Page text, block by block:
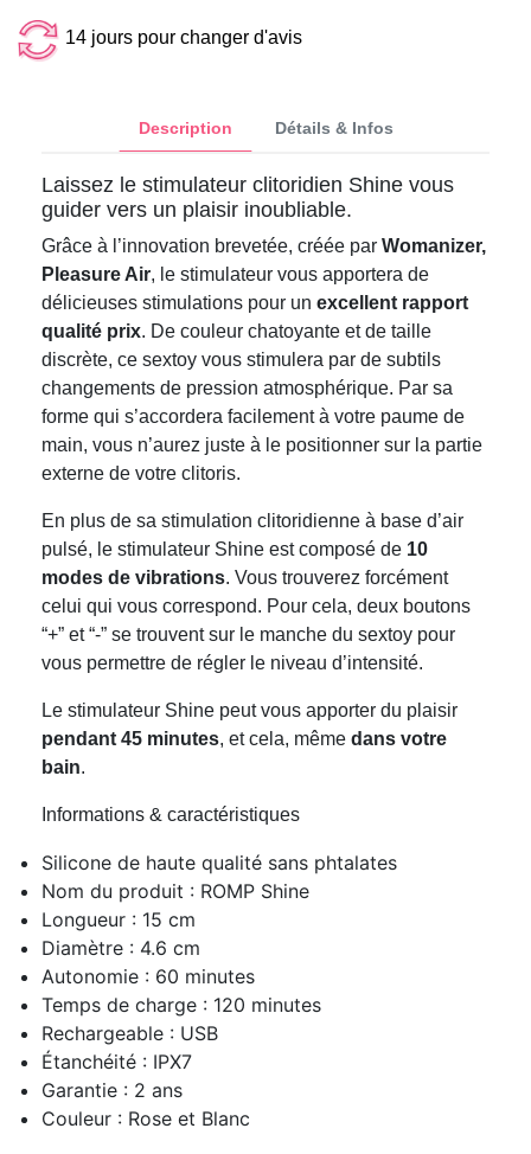
14 jours pour changer d'avis
Description Détails & Infos
Laissez le stimulateur clitoridien Shine vous
guider vers un plaisir inoubliable.
Grâce à l’innovation brevetée, créée par Womanizer,
Pleasure Air, le stimulateur vous apportera de
délicieuses stimulations pour un excellent rapport
qualité prix. De couleur chatoyante et de taille
discrète, ce sextoy vous stimulera par de subtils
changements de pression atmosphérique. Par sa
forme qui s’accordera facilement à votre paume de
main, vous n’aurez juste à le positionner sur la partie
externe de votre clitoris.
En plus de sa stimulation clitoridienne à base d’air
pulsé, le stimulateur Shine est composé de 10
modes de vibrations. Vous trouverez forcément
celui qui vous correspond. Pour cela, deux boutons
“+” et “-” se trouvent sur le manche du sextoy pour
vous permettre de régler le niveau d’intensité.
Le stimulateur Shine peut vous apporter du plaisir
pendant 45 minutes, et cela, même dans votre
bain.
Informations & caractéristiques
Silicone de haute qualité sans phtalates
Nom du produit : ROMP Shine
Longueur : 15 cm
Diamètre : 4.6 cm
Autonomie : 60 minutes
Temps de charge : 120 minutes
Rechargeable : USB
Étanchéité : IPX7
Garantie : 2 ans
Couleur : Rose et Blanc